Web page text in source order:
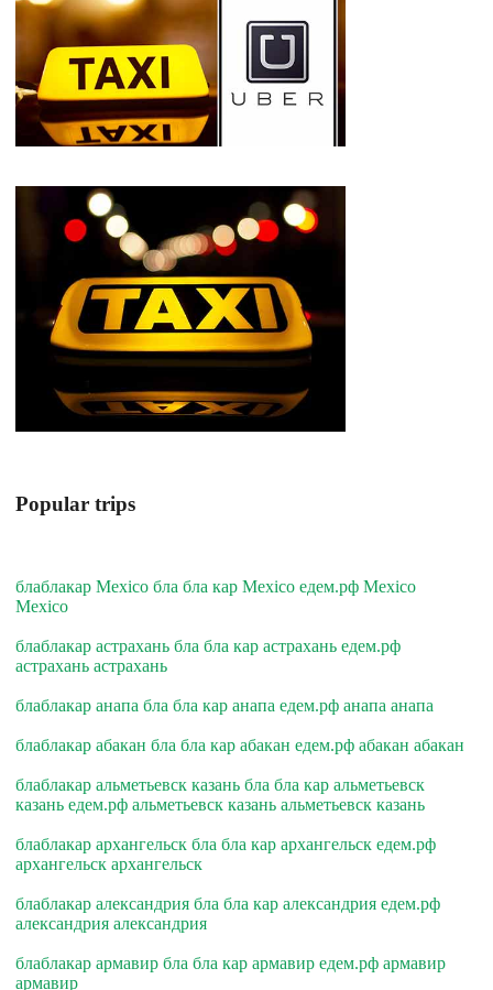
Popular trips
блаблакар Mexico бла бла кар Mexico едем.рф Mexico
Mexico
блаблакар астрахань бла бла кар астрахань едем.рф
астрахань астрахань
блаблакар анапа бла бла кар анапа едем.рф анапа анапа
блаблакар абакан бла бла кар абакан едем.рф абакан абакан
блаблакар альметьевск казань бла бла кар альметьевск
казань едем.рф альметьевск казань альметьевск казань
блаблакар архангельск бла бла кар архангельск едем.рф
архангельск архангельск
блаблакар александрия бла бла кар александрия едем.рф
александрия александрия
блаблакар армавир бла бла кар армавир едем.рф армавир
армавир